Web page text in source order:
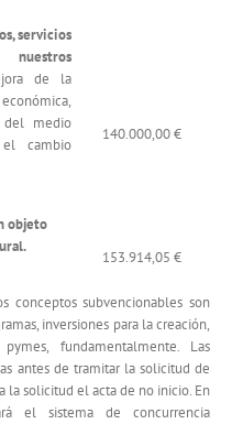
servicios
de la
del medio
cambio
140.000,00 €
objeto
153.914,05 €
conceptos subvencionables son
inversiones para la creación,
fundamentalmente. Las
antes de tramitar la solicitud de
la solicitud el acta de no inicio. En
el sistema de concurrencia